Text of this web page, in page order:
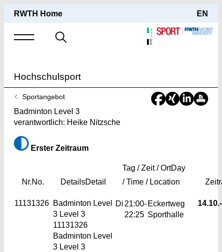
RWTH Home EN
Suche
Hochschulsport
Sie
sind
hier:
Sportangebot
Badminton Level 3
verantwortlich: Heike Nitzsche
Erster Zeitraum
Nr.No. DetailsDetail
Tag / Zeit / OrtDay
/ Time / Location
11131326 Badminton Level
3 Level 3
11131326
Badminton Level
3 Level 3
Di 21:00-
22:25
Eckertweg
Sporthalle
14.10.-